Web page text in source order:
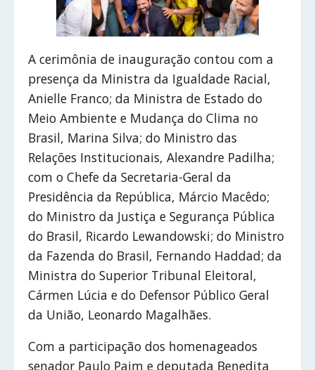
A cerimônia de inauguração contou com a
presença da Ministra da Igualdade Racial,
Anielle Franco; da Ministra de Estado do
Meio Ambiente e Mudança do Clima no
Brasil, Marina Silva; do Ministro das
Relações Institucionais, Alexandre Padilha;
com o Chefe da Secretaria-Geral da
Presidência da República, Márcio Macêdo;
do Ministro da Justiça e Segurança Pública
do Brasil, Ricardo Lewandowski; do Ministro
da Fazenda do Brasil, Fernando Haddad; da
Ministra do Superior Tribunal Eleitoral,
Cármen Lúcia e do Defensor Público Geral
da União, Leonardo Magalhães.
Com a participação dos homenageados
senador Paulo Paim e deputada Benedita